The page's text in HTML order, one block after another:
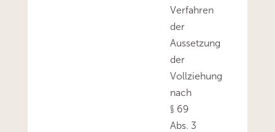
Verfahren
der
Aussetzung
der
Vollziehung
nach
§ 69
Abs. 3